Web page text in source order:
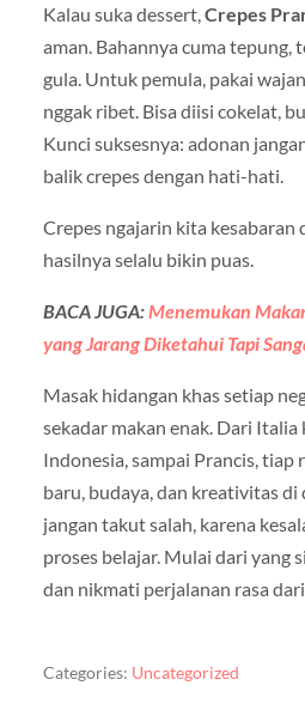
Kalau suka dessert, Crepes
aman. Bahannya cuma tepung,
gula. Untuk pemula, pakai
nggak ribet. Bisa diisi cokelat,
Kunci suksesnya: adonan
balik crepes dengan hati-hati.
Crepes ngajarin kita kesabaran
hasilnya selalu bikin puas.
BACA JUGA:Menemukan
yang Jarang Diketahui Tapi
Masak hidangan khas setiap
sekadar makan enak. Dari Italia
Indonesia, sampai Prancis, tiap
baru, budaya, dan kreativitas di
jangan takut salah, karena
proses belajar. Mulai dari yang
dan nikmati perjalanan rasa
Categories: Uncategorized